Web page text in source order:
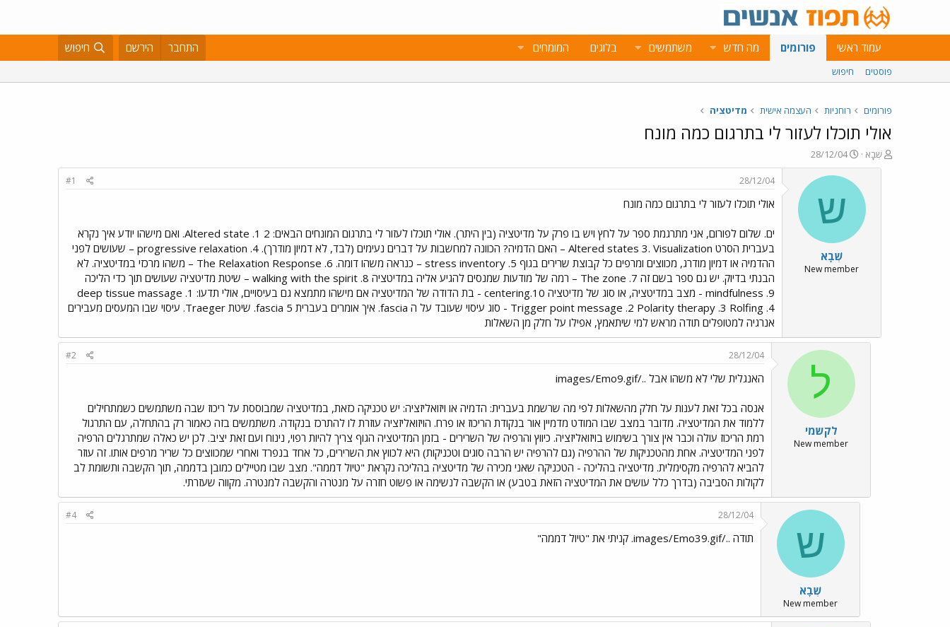
עמוד ראשי פורומים מה חדש משתמשים בלוגים המומחים התחבר הירשם חיפוש
פוסטים חיפוש
פורומים רוחניות העצמה אישית מדיטציה
אולי תוכלו לעזור לי בתרגום כמה מונח
פ
ו
שְׁבָא
פ
ו
ר
ם
ב
א
י
28/12/04
ש
שְׁבָא
New member
28/12/04
#1
אולי תוכלו לעזור לי בתרגום כמה מונח
ים. שלום לפורום, אני מתרגמת ספר על לחץ ויש בו פרק על מדיטציה (בין היתר). אולי תוכלו לעזור לי בתרגום המונחים הבאים: Altered state .1 2. ואם מישהו יודע איך נקרא
בעברית הסרט Altered states 3. Visualization – האם הדמיה? הכוונה למחשבות על דברים נעימים (לבד, לא דמיון מודרך). progressive relaxation .4 – שעושים לפני
ההדמיה או דמיון מודרג, מכווצים ומרפים כל קבוצת שרירים בגוף stress inventory .5 – כנראה משהו דומה. The Relaxation Response .6 – משהו מרכזי במדיטציה. לא
הבנתי בדיוק. יש גם ספר בשם זה The zone .7 – רמה של מודעות שמנסים להגיע אליה במדיטציה walking with the spirit .8 – שיטת מדיטציה שעושים תוך כדי הליכה
mindfulness .9 - מצב במדיטציה, או סוג של מדיטציה centering.10 - בת הדודה של המדיטציה אם מישהו מתמצא גם בעיסויים, אולי תדעו: deep tissue massage .1
Trigger point message .2 Polarity therapy .3 Rolfing .4 - סוג עיסוי שעובד על ה fascia. איך אומרים בעברית fascia 5. שיטת Traeger. עיסוי שבו המעסים מעבירים
אנרגיה למטופלים תודה מראש למי שיתאמץ, אפילו על חלק מן השאלות
ל
לקשמי
New member
28/12/04
#2
האנגלית שלי לא משהו אבל ../images/Emo9.gif
אנסה בכל זאת לענות על חלק מהשאלות לפי מה שרשמת בעברית: הדמיה או ויזואליזציה: יש טכניקה כזאת, במדיטציה שמבוססת על ריכוז שבה משתמשים כשמתחילים
ללמוד את המדיטציה. מדובר במצב שבו המודט מדמיין אור בנקודת הריכוז או פרח. הויזואליזציה עוזרת לו להתרכז בנקודה. משתמשים בזה כאמור רק בהתחלה, עם התרגול
רמת הריכוז עולה וכבר אין צורך בשימוש בויזואליזציה. כיווץ והרפיה של השרירים - בזמן המדיטציה הגוף צריך להיות רפוי, נינוח ועם זאת יציב. לכן יש כאלה שמתרגלים הרפיה
לפני המדיטציה. אחת מהטכניקות של ההרפיה (גם להרפיה יש הרבה סוגים וטכניקות) היא לכווץ את השרירים, כל אחד בנפרד ואחרי שמכווצים כל שריר מרפים אותו. זה עוזר
להביא להרפיה מקסימלית. מדיטציה בהליכה - הטכניקה שאני מכירה של מדיטציה בהליכה נקראת "טיול דממה". מצב שבו מטיילים כמובן בדממה, תוך הקשבה ותשומת לב
לקולות הסביבה (בדרך כלל עושים את המדיטציה הזאת בטבע) או הקשבה לנשימה או פשוט חזרה על מנטרה והקשבה למנטרה. מקווה שעזרתי.
ש
שְׁבָא
New member
28/12/04
#4
תודה ../images/Emo39.gif. קניתי את "טיול דממה"